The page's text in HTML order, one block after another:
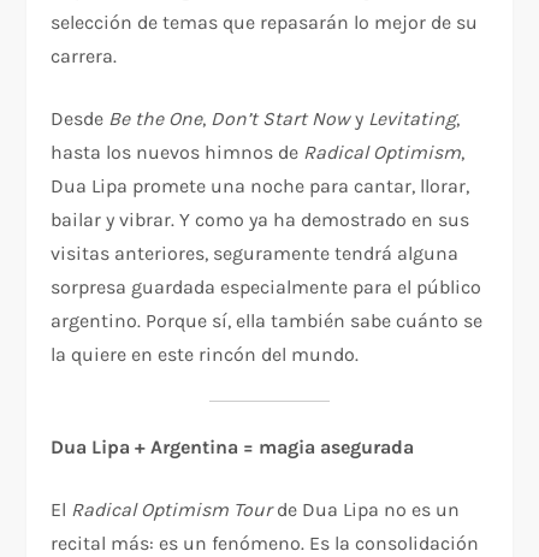
selección de temas que repasarán lo mejor de su
carrera.
Desde Be the One, Don’t Start Nowy Levitating,
hasta los nuevos himnos de Radical Optimism,
Dua Lipa promete una noche para cantar, llorar,
bailar y vibrar. Y como ya ha demostrado en sus
visitas anteriores, seguramente tendrá alguna
sorpresa guardada especialmente para el público
argentino. Porque sí, ella también sabe cuánto se
la quiere en este rincón del mundo.
Dua Lipa + Argentina = magia asegurada
El Radical Optimism Tourde Dua Lipa no es un
recital más: es un fenómeno. Es la consolidación